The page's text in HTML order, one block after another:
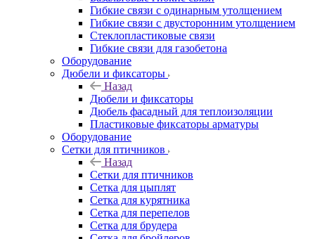
Гибкие связи с одинарным утолщением
Гибкие связи с двусторонним утолщением
Стеклопластиковые связи
Гибкие связи для газобетона
Оборудование
Дюбели и фиксаторы
Назад
Дюбели и фиксаторы
Дюбель фасадный для теплоизоляции
Пластиковые фиксаторы арматуры
Оборудование
Сетки для птичников
Назад
Сетки для птичников
Сетка для цыплят
Сетка для курятника
Сетка для перепелов
Сетка для брудера